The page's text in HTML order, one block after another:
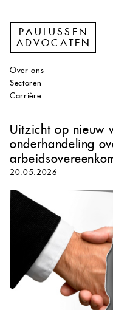
PAULUSSEN
ADVOCATEN
Over ons
Sectoren
Carrière
Uitzicht op nieuw
onderhandeling
20.05.2026